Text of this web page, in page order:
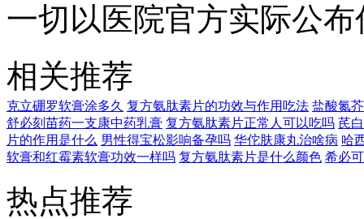
一切以医院官方实际公
相关推荐
克立硼罗软膏涂多久 复方氨肽素片的功效与作用吃法 盐酸氮
舒必刻苗药一支康中药乳膏 复方氨肽素片正常人可以吃吗 芪
片的作用是什么 男性得宝松影响备孕吗 华佗肤康丸治啥病 哈
软膏和红霉素软膏功效一样吗 复方氨肽素片是什么颜色 希必
热点推荐